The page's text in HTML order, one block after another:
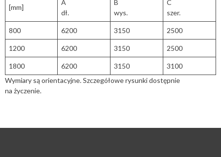
[mm]
A
dł.
B
wys.
C
szer.
800 6200 3150 2500
1200 6200 3150 2500
1800 6200 3150
3100
Wymiary są orientacyjne. Szczegółowe rysunki dostępnie
na życzenie.